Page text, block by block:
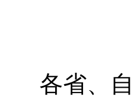
各省、